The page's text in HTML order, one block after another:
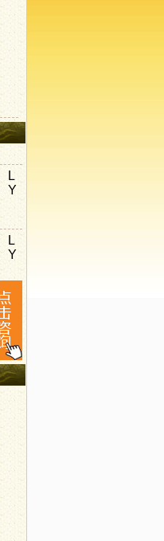
L
Y
L
Y